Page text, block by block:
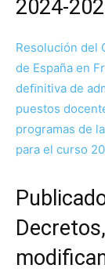
2024-
Resolución del
de España en
deﬁnitiva de
puestos
programas de
para el curso